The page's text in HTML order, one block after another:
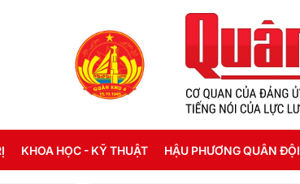
KHOA HỌC - KỸ THUẬT HẬU PHƯƠNG QUÂN ĐỘI